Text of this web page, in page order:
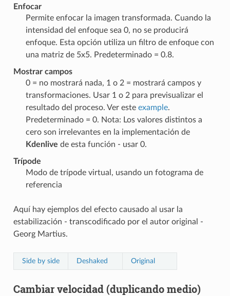
Enfocar
Permite enfocar la imagen transformada. Cuando la
intensidad del enfoque sea 0, no se producirá
enfoque. Esta opción utiliza un filtro de enfoque con
una matriz de 5x5. Predeterminado = 0.8.
Mostrar campos
0 = no mostrará nada, 1 o 2 = mostrará campos y
transformaciones. Usar 1 o 2 para previsualizar el
resultado del proceso. Ver este example.
Predeterminado = 0. Nota: Los valores distintos a
cero son irrelevantes en la implementación de
Kdenlive de esta función - usar 0.
Trípode
Modo de trípode virtual, usando un fotograma de
referencia
Aquí hay ejemplos del efecto causado al usar la
estabilización - transcodificado por el autor original -
Georg Martius.
Side by side Deshaked Original
Cambiar velocidad (duplicando medio)